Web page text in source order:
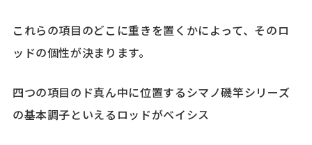
これらの項目のどこに重きを置くかによって、そのロ
ッドの個性が決まります。
四つの項目のド真ん中に位置するシマノ磯竿シリーズ
の基本調子といえるロッドがベイシス